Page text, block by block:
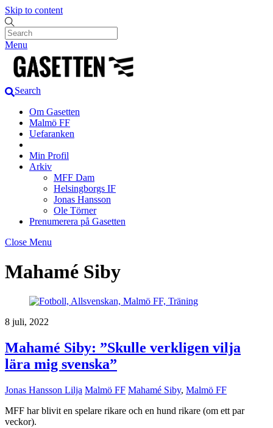
Skip to content
Menu
Search
Om Gasetten
Malmö FF
Uefaranken
Min Profil
Arkiv
MFF Dam
Helsingborgs IF
Jonas Hansson
Ole Törner
Prenumerera på Gasetten
Close Menu
Mahamé Siby
8 juli, 2022
Mahamé Siby: ”Skulle verkligen vilja
lära mig svenska”
Jonas Hansson Lilja Malmö FF Mahamé Siby, Malmö FF
MFF har blivit en spelare rikare och en hund rikare (om ett par
veckor).